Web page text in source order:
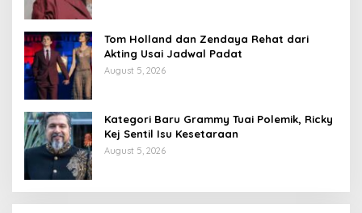
Tom Holland dan Zendaya Rehat dari
Akting Usai Jadwal Padat
August 5, 2026
Kategori Baru Grammy Tuai Polemik, Ricky
Kej Sentil Isu Kesetaraan
August 5, 2026